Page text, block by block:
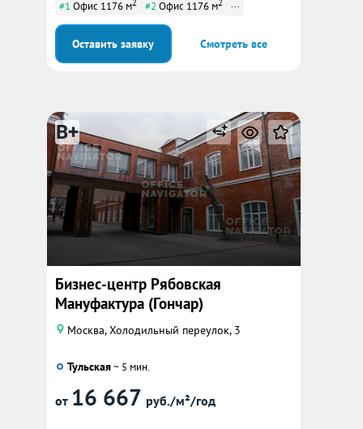
#1 Офис 1176 м2 #2 Офис 1176 м2 ...
Оставить заявку Смотреть все
B+
Бизнес-центр Рябовская
Мануфактура (Гончар)
Москва, Холодильный переулок, 3
Тульская~ 5 мин.
от 16 667 руб./м²/год